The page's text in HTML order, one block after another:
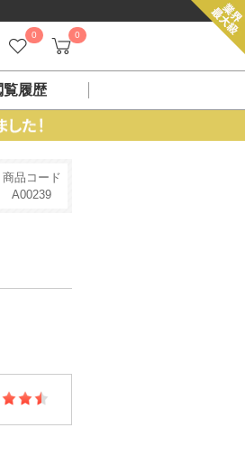
0 0
覧履歴
商品コード
A00239